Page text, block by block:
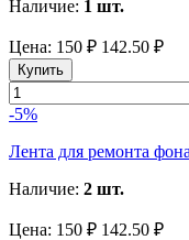
Наличие: 1 шт.
Цена: 150 ₽ 142.50 ₽
Купить
-5%
Лента для ремонта
Наличие: 2 шт.
Цена: 150 ₽ 142.50 ₽